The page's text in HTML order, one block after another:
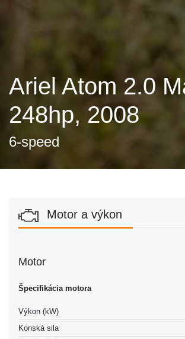
Ariel Atom 2.0
248hp, 2008
6-speed
Motor a výkon
Motor
Špecifikácia motora
Výkon (kW)
Konská sila